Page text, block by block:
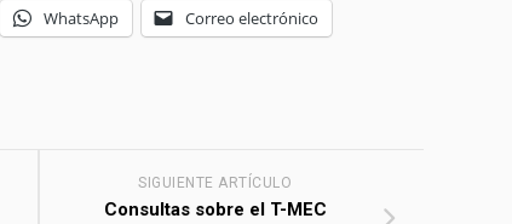
WhatsApp Correo electrónico
SIGUIENTE ARTÍCULO
Consultas sobre el T-MEC